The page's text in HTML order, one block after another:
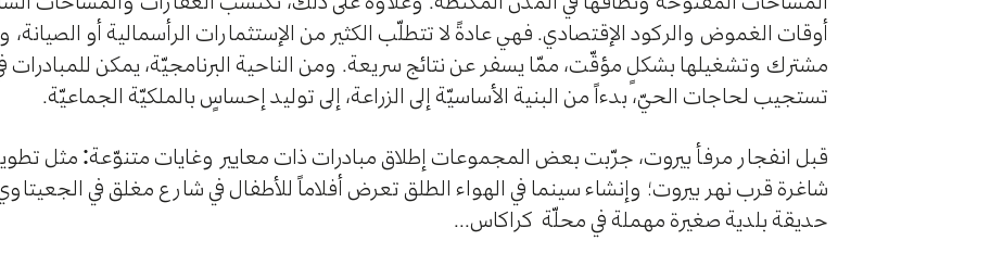
أوقات الغموض والركود الإقتصادي. فهي عادةً لا تتطلّب الكثير من الإستثمارات الرأسمالية أو الصيانة،
مشترك وتشغيلها بشكلٍ مؤقّت، ممّا يسفر عن نتائج سريعة. ومن الناحية البرنامجيّة، يمكن للمبادرات
تستجيب لحاجات الحيّ، بدءاً من البنية الأساسيّة إلى الزراعة، إلى توليد إحساسٍ بالملكيّة الجماعيّة.
قبل انفجار مرفأ بيروت، جرّبت بعض المجموعات إطلاق مبادرات ذات معايير وغايات متنوّعة: مثل
شاغرة قرب نهر بيروت؛ وإنشاء سينما في الهواء الطلق تعرض أفلاماً للأطفال في شارع مغلق في
حديقة بلدية صغيرة مهملة في محلّة كراكاس...